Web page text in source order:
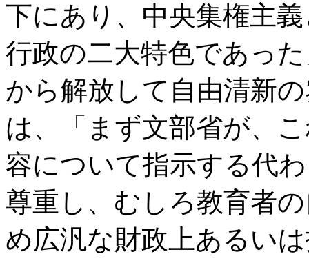
下にあり、中央集権主
行政の二大特色であっ
から解放して自由清新
は、「まず文部省が、
容について指示する代
尊重し、むしろ教育者
め広汎な財政上あるい